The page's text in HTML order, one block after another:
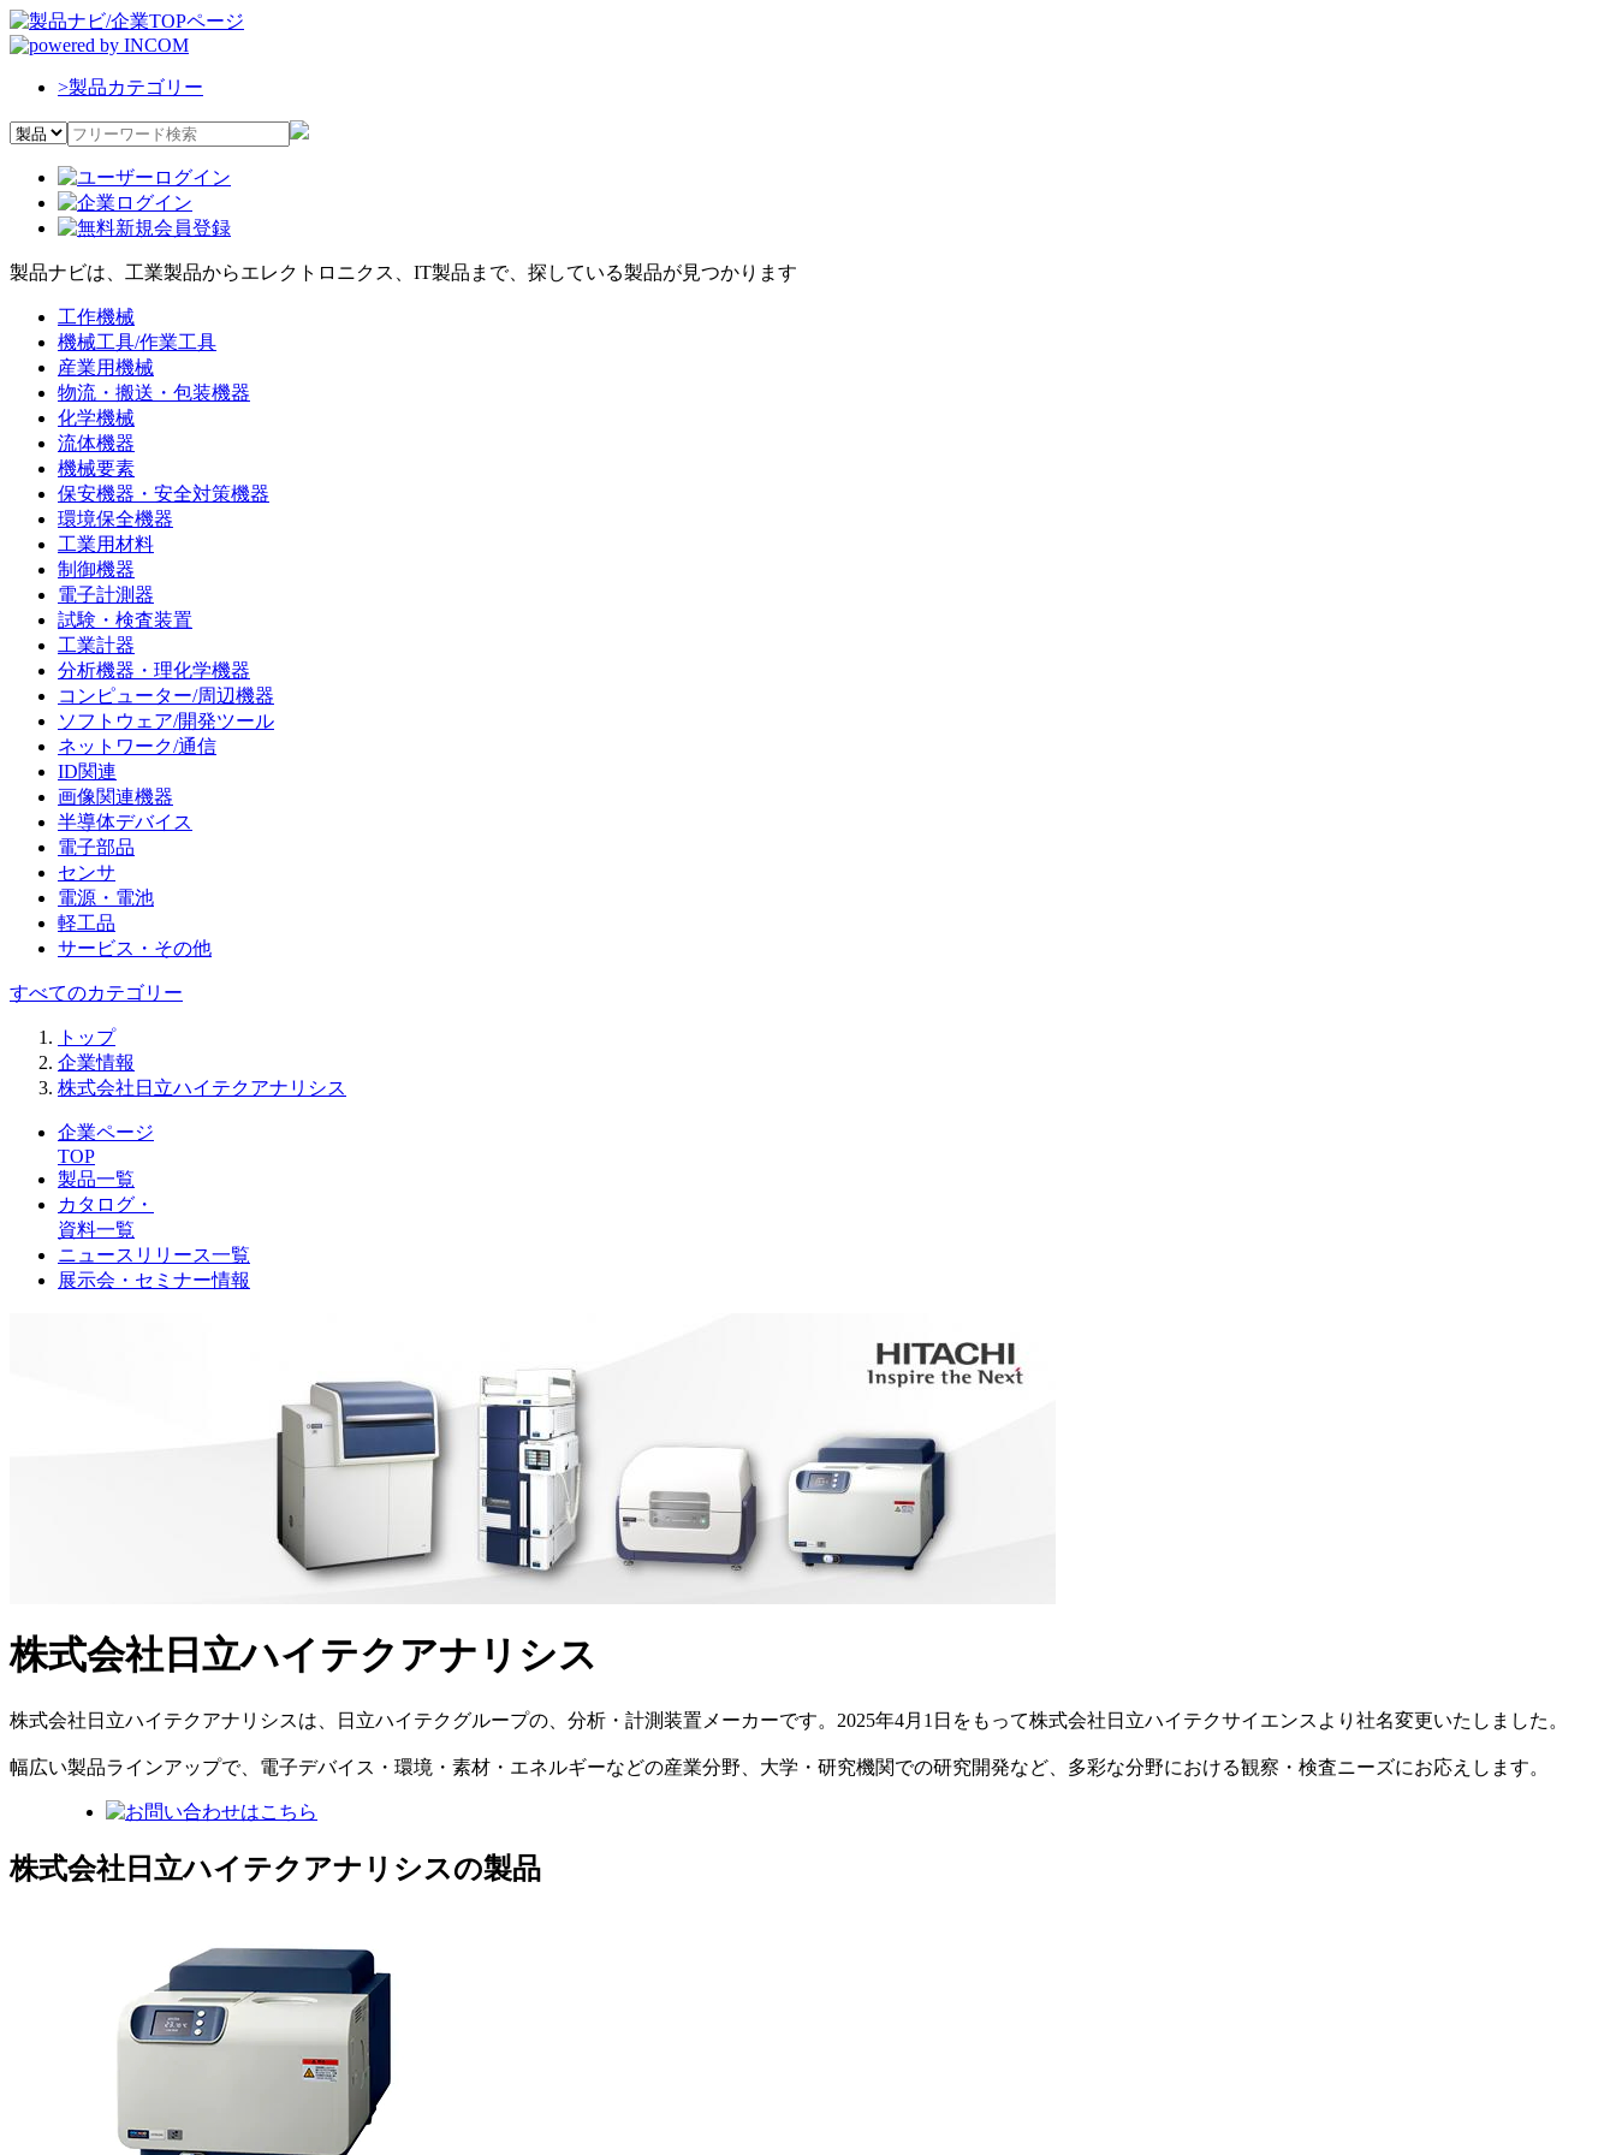
>製品カテゴリー
製品ナビは、工業製品からエレクトロニクス、IT製品まで、探している製品が見つかります
工作機械
機械工具/作業工具
産業用機械
物流・搬送・包装機器
化学機械
流体機器
機械要素
保安機器・安全対策機器
環境保全機器
工業用材料
制御機器
電子計測器
試験・検査装置
工業計器
分析機器・理化学機器
コンピューター/周辺機器
ソフトウェア/開発ツール
ネットワーク/通信
ID関連
画像関連機器
半導体デバイス
電子部品
センサ
電源・電池
軽工品
サービス・その他
すべてのカテゴリー
トップ
企業情報
株式会社日立ハイテクアナリシス
企業ページ
TOP
製品一覧
カタログ・
資料一覧
ニュースリリース一覧
展示会・セミナー情報
株式会社日立ハイテクアナリシス
株式会社日立ハイテクアナリシスは、日立ハイテクグループの、分析・計測装置メーカーです。2025年4月1日をもって株式会社日立ハイテクサイエンスより社名変更いたしました。
幅広い製品ラインアップで、電子デバイス・環境・素材・エネルギーなどの産業分野、大学・研究機関での研究開発など、多彩な分野における観察・検査ニーズにお応えします。
株式会社日立ハイテクアナリシスの製品